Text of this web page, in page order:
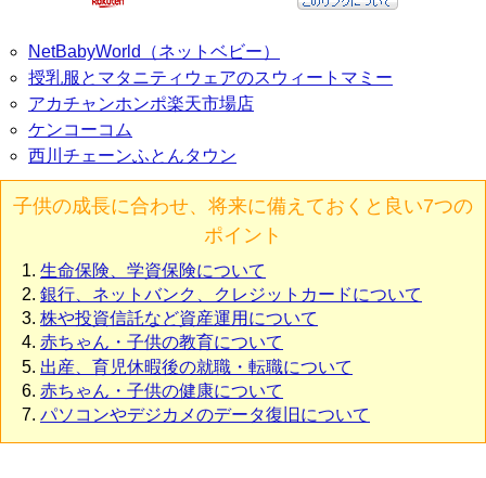
NetBabyWorld（ネットベビー）
授乳服とマタニティウェアのスウィートマミー
アカチャンホンポ楽天市場店
ケンコーコム
西川チェーンふとんタウン
子供の成長に合わせ、将来に備えておくと良い7つの
ポイント
生命保険、学資保険について
銀行、ネットバンク、クレジットカードについて
株や投資信託など資産運用について
赤ちゃん・子供の教育について
出産、育児休暇後の就職・転職について
赤ちゃん・子供の健康について
パソコンやデジカメのデータ復旧について